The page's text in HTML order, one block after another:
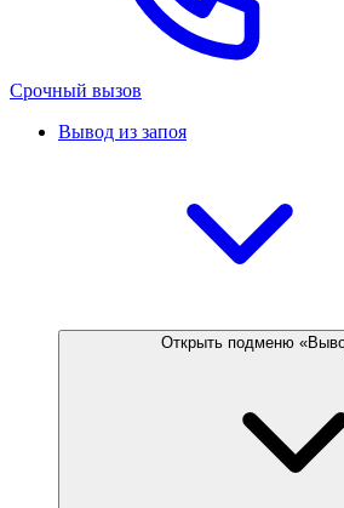
Срочный вызов
Вывод из запоя
Открыть подменю